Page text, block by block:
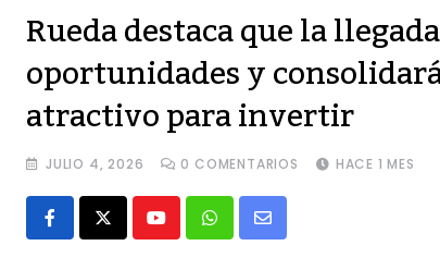
Rueda destaca que la
oportunidades y
atractivo para invertir
JULIO 4, 2026 0 COMENTARIOS HACE 1 MES
YoutubeWhatsapp
Share